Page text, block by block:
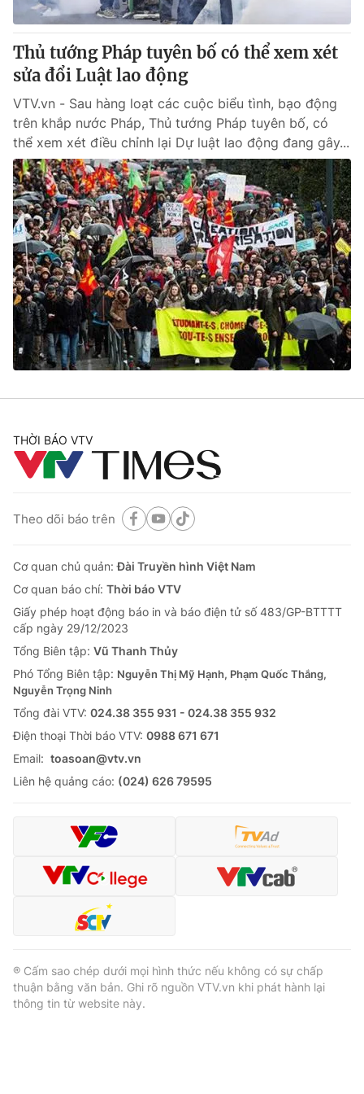
® Cấm sao chép dưới mọi hình thức nếu không có sự chấp
thông tin từ website này.
Thủ tướng Pháp tuyên bố có thể xem xét
sửa đổi Luật lao động
VTV.vn - Sau hàng loạt các cuộc biểu tình, bạo động
trên khắp nước Pháp, Thủ tướng Pháp tuyên bố, có
thể xem xét điều chỉnh lại Dự luật lao động đang gây...
THỜI BÁO VTV
Theo dõi báo trên
Cơ quan chủ quản:Đài Truyền hình Việt Nam
Cơ quan báo chí: Thời báo VTV
Giấy phép hoạt động báo in và báo điện tử số 483/GP-BTTTT
cấp ngày 29/12/2023
Tổng Biên tập: Vũ Thanh Thủy
Phó Tổng Biên tập: Nguyễn Thị Mỹ Hạnh, Phạm Quốc Thắng,
Nguyễn Trọng Ninh
Tổng đài VTV: 024.38 355 931 - 024.38 355 932
Ðiện thoại Thời báo VTV: 0988 671 671
Email: toasoan@vtv.vn
Liên hệ quảng cáo: (024) 626 79595
® Cấm sao chép dưới mọi hình thức nếu không có sự chấp
thuận bằng văn bản. Ghi rõ nguồn VTV.vn khi phát hành lại
thông tin từ website này.